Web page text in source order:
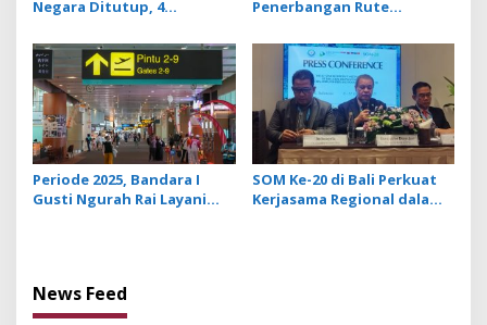
Negara Ditutup, 4
Tengah di Bandara Ngurah
Rai Bali Terdampak
Penerbangan Rute
Periode 2025, Bandara I
Gusti Ngurah Rai Layani
SOM Ke-20 di Bali Perkuat
Kerjasama Regional dalam
News Feed